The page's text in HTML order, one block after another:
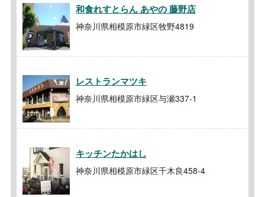
和食れすとらん あやの 藤野店
神奈川県相模原市緑区牧野4819
レストランマツキ
神奈川県相模原市緑区与瀬337-1
キッチンたかはし
神奈川県相模原市緑区千木良458-4